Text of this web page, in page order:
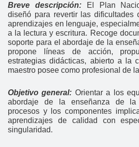
Breve descripción:
El Plan
diseñó para revertir las dificultades
aprendizajes en lenguaje,
a la lectura y escritura. Recoge
soporte para el abordaje de la
propone líneas de acción,
estrategias didácticas, abierto a la
maestro posee como profesional de
Objetivo general: Orientar a los
abordaje de la enseñanza de
procesos y los componentes
aprendizajes de calidad con
singularidad.